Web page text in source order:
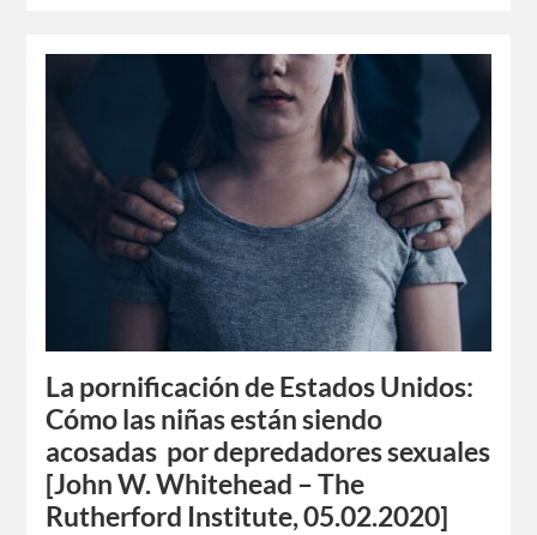
La pornificación de Estados Unidos:
Cómo las niñas están siendo
acosadas por depredadores sexuales
[John W. Whitehead – The
Rutherford Institute, 05.02.2020]